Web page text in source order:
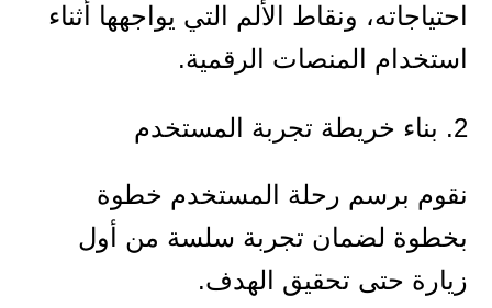
احتياجاته، ونقاط الألم التي يواجهها أثناء
استخدام المنصات الرقمية.
2. بناء خريطة تجربة المستخدم
نقوم برسم رحلة المستخدم خطوة
بخطوة لضمان تجربة سلسة من أول
زيارة حتى تحقيق الهدف.